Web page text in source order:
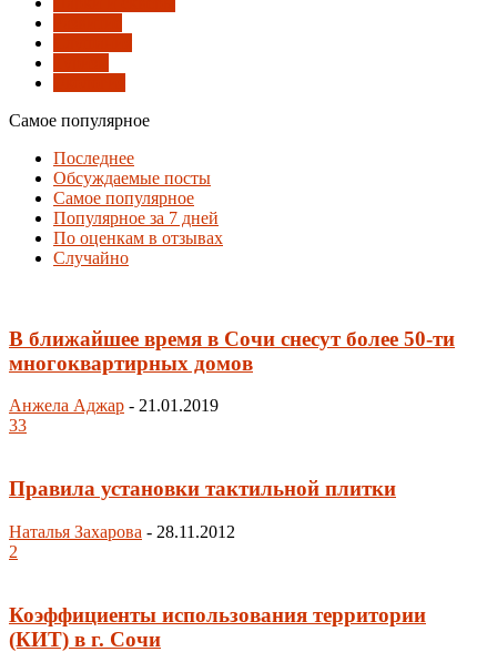
Самое популярное
Последнее
Обсуждаемые посты
Самое популярное
Популярное за 7 дней
По оценкам в отзывах
Случайно
В ближайшее время в Сочи снесут более 50-ти
многоквартирных домов
Анжела Аджар - 21.01.2019
33
Правила установки тактильной плитки
Наталья Захарова - 28.11.2012
2
Коэффициенты использования территории
(КИТ) в г. Сочи